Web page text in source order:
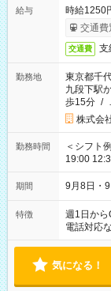
給与
時給1250
交通費
交通費 支
勤務地
東京都千
九段下駅
歩15分 /
株式会
勤務時間
＜シフト
19:00 12:30～22:00 上記の時
時間は変
期間 9月8日・9
特徴 週1日から
電話対応
気になる！